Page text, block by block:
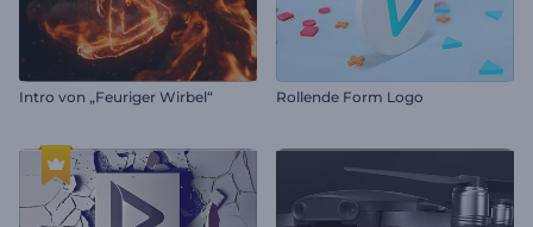
Intro von „Feuriger Wirbel“ Rollende Form Logo